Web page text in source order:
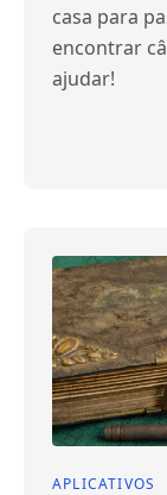
casa para
encontrar
ajudar!
APLICATIVOS